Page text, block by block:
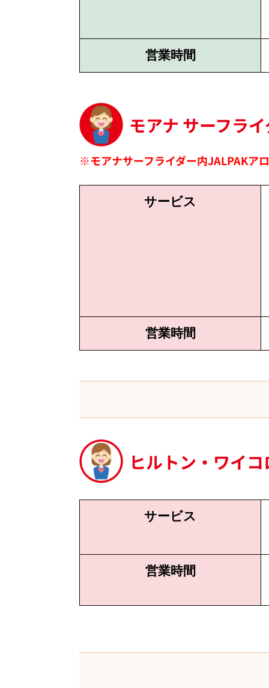
営業時間
モアナ サーフラ
※モアナサーフライダー内JALPAKア
サービス
営業時間
ヒルトン・ワイ
サービス
営業時間